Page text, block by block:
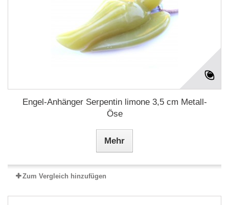
Engel-Anhänger Serpentin limone 3,5 cm Metall-
Öse
Mehr
Zum Vergleich hinzufügen